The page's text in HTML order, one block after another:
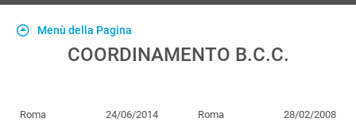
Menù della Pagina
COORDINAMENTO B.C.C.
Roma 24/06/2014 Roma 28/02/2008